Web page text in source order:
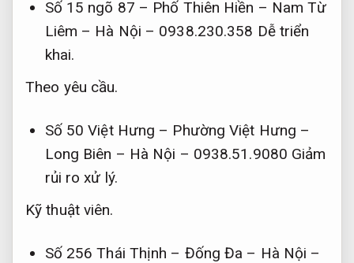
Số 15 ngõ 87 – Phố Thiên Hiền – Nam Từ
Liêm – Hà Nội – 0938.230.358 Dễ triển
khai.
Theo yêu cầu.
Số 50 Việt Hưng – Phường Việt Hưng –
Long Biên – Hà Nội – 0938.51.9080 Giảm
rủi ro xử lý.
Kỹ thuật viên.
Số 256 Thái Thịnh – Đống Đa – Hà Nội –